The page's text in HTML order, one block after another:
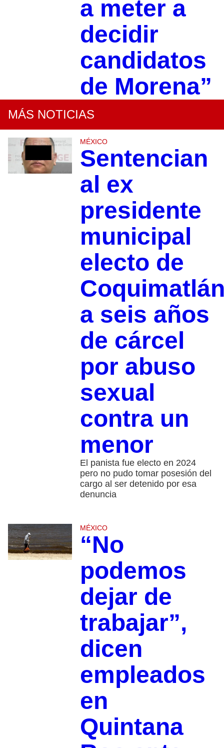
a meter a
decidir
candidatos
de Morena”
MÁS NOTICIAS
MÉXICO
Sentencian
al ex
presidente
municipal
electo de
a seis años
de cárcel
por abuso
sexual
contra un
menor
El panista fue electo en 2024
pero no pudo tomar posesión del
cargo al ser detenido por esa
denuncia
MÉXICO
“No
podemos
dejar de
trabajar”,
dicen
empleados
en
Quintana